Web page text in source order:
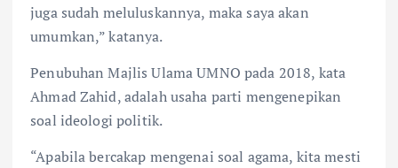
juga sudah meluluskannya, maka saya akan
umumkan,” katanya.
Penubuhan Majlis Ulama UMNO pada 2018, kata
Ahmad Zahid, adalah usaha parti mengenepikan
soal ideologi politik.
“Apabila bercakap mengenai soal agama, kita mesti